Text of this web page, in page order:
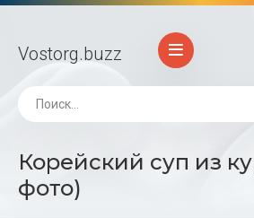
Vostorg.buzz
Корейский суп из
фото)